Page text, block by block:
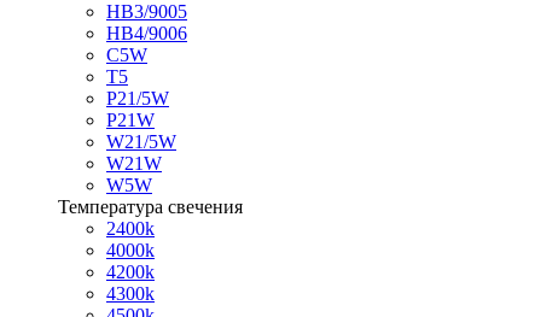
HB3/9005
HB4/9006
C5W
T5
P21/5W
P21W
W21/5W
W21W
W5W
Температура свечения
2400k
4000k
4200k
4300k